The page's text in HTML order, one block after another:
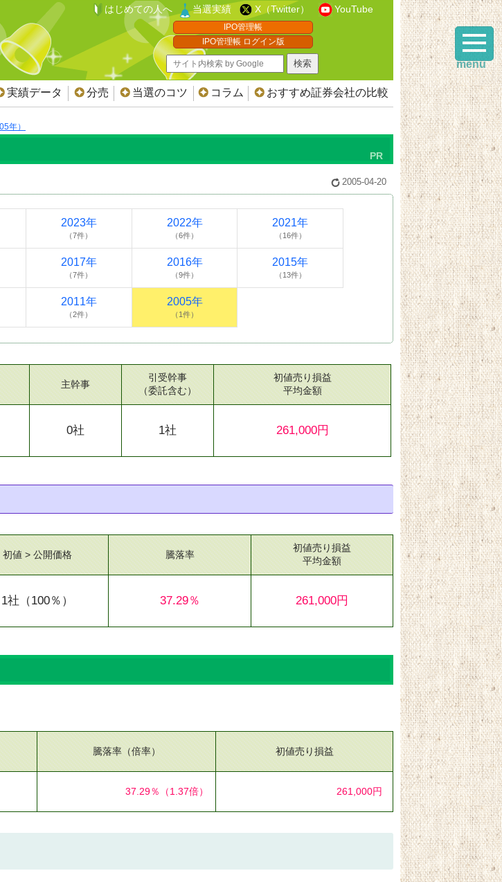
はじめての人へ 当選実績 X（Twitter） YouTube
IPO管理帳
IPO管理帳 ログイン版
実績データ 分売 当選のコツ コラム おすすめ証券会社の比較
年）
2005-04-20
2023年
（7件）
2022年
（6件）
2021年
（16件）
2017年
（7件）
2016年
（9件）
2015年
（13件）
2011年
（2件）
2005年
（1件）
主幹事
0社
引受幹事
（委託含む）
1社
初値売り損益
平均金額
261,000円
初値 > 公開価格
1社 （100％）
騰落率
37.29％
初値売り損益
平均金額
261,000円
騰落率（倍率） 初値売り損益
37.29％ （1.37倍） 261,000円
menu